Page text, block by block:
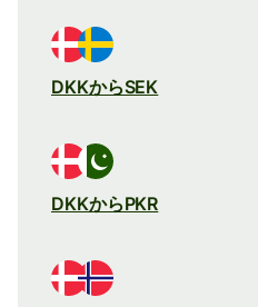
DKKからSEK
DKKからPKR